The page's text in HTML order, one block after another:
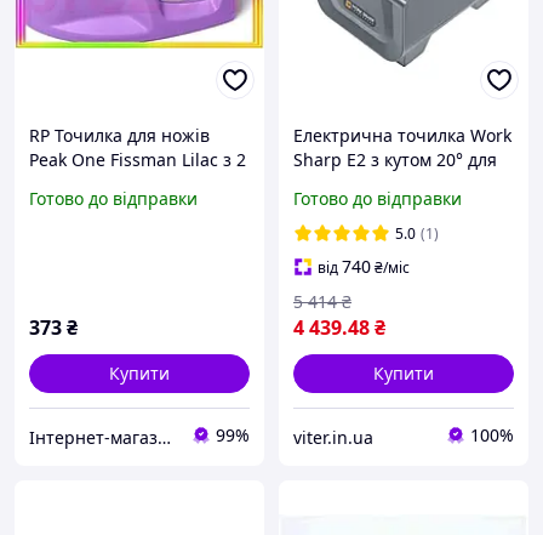
RP Точилка для ножів
Peak One Fissman Lilac з 2
PREZ2/G
Готово до відправки
373₴
Купити
Інтернет-магазин фурнітури для творчості і товарів для дітей "7Heaven" 99%
Електрична точилка Work
Sharp E2 з кутом 20° для
заточування кухонних
ножів
Готово до відправки
5.0 (1)
від740₴/міс
4 439.48₴
5 414 ₴
Купити
viter.in.ua 100%